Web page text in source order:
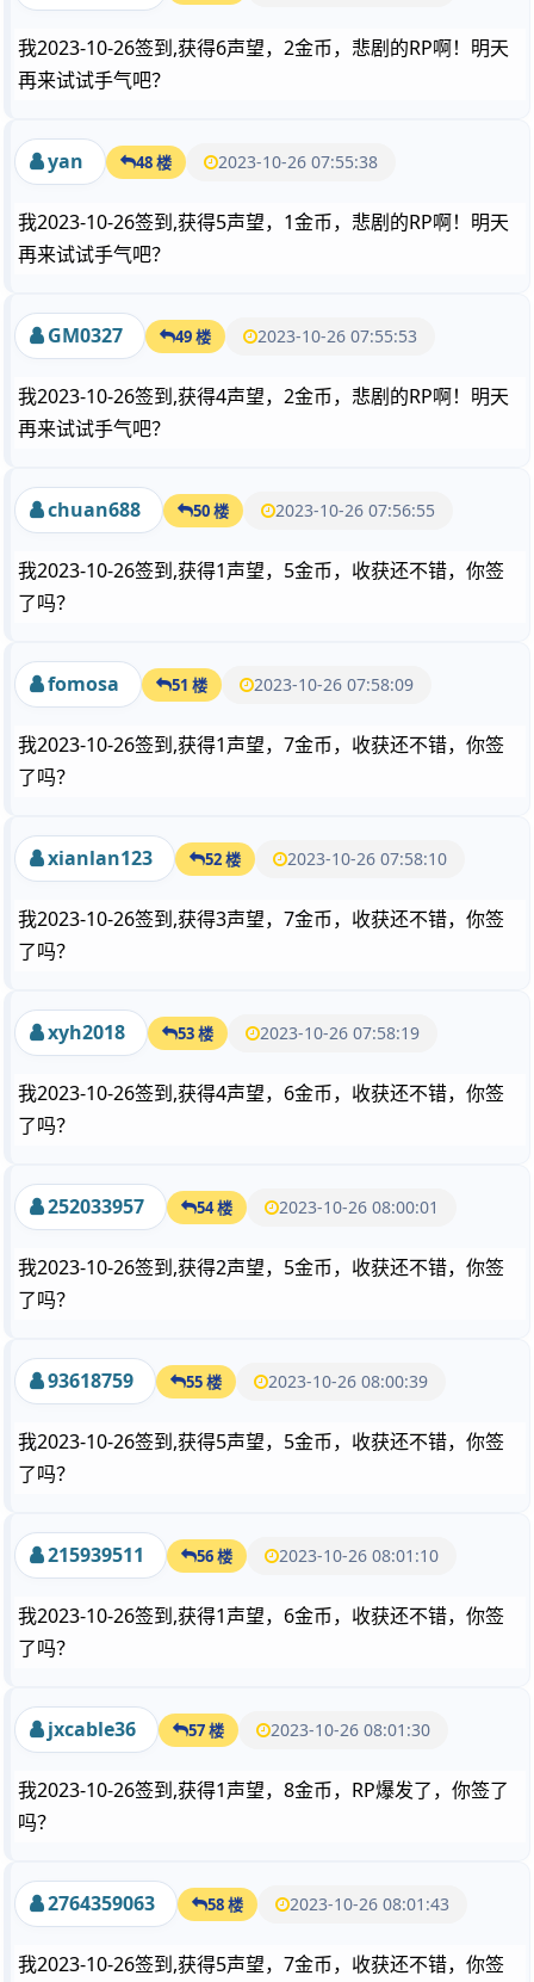
我2023-10-26签到,获得6声望，2金币，悲剧的RP啊！明天
再来试试手气吧？
yan 48 楼 2023-10-26 07:55:38
我2023-10-26签到,获得5声望，1金币，悲剧的RP啊！明天
再来试试手气吧？
GM0327 49 楼 2023-10-26 07:55:53
我2023-10-26签到,获得4声望，2金币，悲剧的RP啊！明天
再来试试手气吧？
chuan688 50 楼 2023-10-26 07:56:55
我2023-10-26签到,获得1声望，5金币，收获还不错，你签
了吗？
fomosa 51 楼 2023-10-26 07:58:09
我2023-10-26签到,获得1声望，7金币，收获还不错，你签
了吗？
xianlan123 52 楼 2023-10-26 07:58:10
我2023-10-26签到,获得3声望，7金币，收获还不错，你签
了吗？
xyh2018 53 楼 2023-10-26 07:58:19
我2023-10-26签到,获得4声望，6金币，收获还不错，你签
了吗？
252033957 54 楼 2023-10-26 08:00:01
我2023-10-26签到,获得2声望，5金币，收获还不错，你签
了吗？
93618759 55 楼 2023-10-26 08:00:39
我2023-10-26签到,获得5声望，5金币，收获还不错，你签
了吗？
215939511 56 楼 2023-10-26 08:01:10
我2023-10-26签到,获得1声望，6金币，收获还不错，你签
了吗？
jxcable36 57 楼 2023-10-26 08:01:30
我2023-10-26签到,获得1声望，8金币，RP爆发了，你签了
吗？
2764359063 58 楼 2023-10-26 08:01:43
我2023-10-26签到,获得5声望，7金币，收获还不错，你签